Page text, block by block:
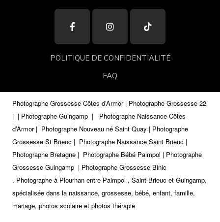
POLITIQUE DE CONFIDENTIALITÉ
FAQ
Photographe Grossesse Côtes d’Armor | Photographe Grossesse 22
| | Photographe Guingamp |
Photographe Naissance Côtes
d’Armor | Photographe Nouveau né Saint Quay | Photographe
Grossesse St Brieuc | Photographe Naissance Saint Brieuc |
Photographe Bretagne | Photographe Bébé Paimpol | Photographe
Grossesse Guingamp | Photographe Grossesse Binic
. Photographe à Plourhan entre Paimpol , Saint-Brieuc et Guingamp,
spécialisée dans la naissance, grossesse, bébé, enfant, famille,
mariage, photos scolaire et photos thérapie